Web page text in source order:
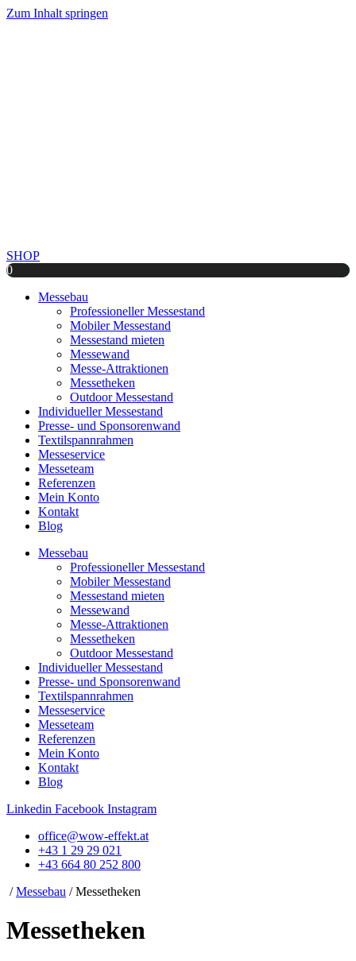
Zum Inhalt springen
SHOP
0
Messebau
Professioneller Messestand
Mobiler Messestand
Messestand mieten
Messewand
Messe-Attraktionen
Messetheken
Outdoor Messestand
Individueller Messestand
Presse- und Sponsorenwand
Textilspannrahmen
Messeservice
Messeteam
Referenzen
Mein Konto
Kontakt
Blog
Messebau
Professioneller Messestand
Mobiler Messestand
Messestand mieten
Messewand
Messe-Attraktionen
Messetheken
Outdoor Messestand
Individueller Messestand
Presse- und Sponsorenwand
Textilspannrahmen
Messeservice
Messeteam
Referenzen
Mein Konto
Kontakt
Blog
Linkedin Facebook Instagram
office@wow-effekt.at
+43 1 29 29 021
+43 664 80 252 800
/Messebau / Messetheken
Messetheken